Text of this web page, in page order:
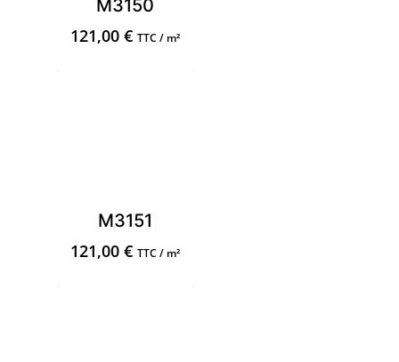
M3150
121,00€ TTC / m²
M3151
121,00€ TTC / m²